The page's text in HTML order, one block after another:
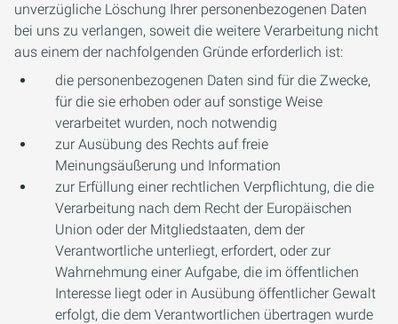
unverzügliche Löschung Ihrer personenbezogenen Daten
bei uns zu verlangen, soweit die weitere Verarbeitung nicht
aus einem der nachfolgenden Gründe erforderlich ist:
die personenbezogenen Daten sind für die Zwecke,
für die sie erhoben oder auf sonstige Weise
verarbeitet wurden, noch notwendig
zur Ausübung des Rechts auf freie
Meinungsäußerung und Information
zur Erfüllung einer rechtlichen Verpflichtung, die die
Verarbeitung nach dem Recht der Europäischen
Union oder der Mitgliedstaaten, dem der
Verantwortliche unterliegt, erfordert, oder zur
Wahrnehmung einer Aufgabe, die im öffentlichen
Interesse liegt oder in Ausübung öffentlicher Gewalt
erfolgt, die dem Verantwortlichen übertragen wurde